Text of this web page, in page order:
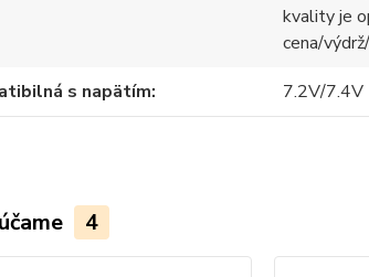
kvality je
cena/
s napätím
7.2V/7.4V
4